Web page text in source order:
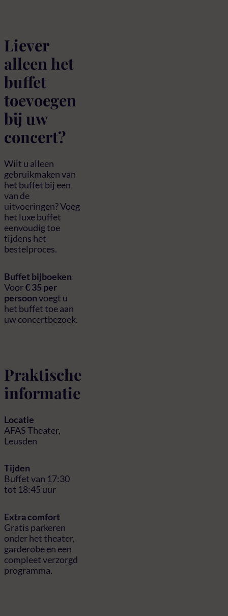
Liever
alleen het
buffet
toevoegen
bij uw
concert?
Wilt u alleen
gebruikmaken van
het buffet bij een
van de
uitvoeringen? Voeg
het luxe buffet
eenvoudig toe
tijdens het
bestelproces.
Buffet bijboeken
Voor€ 35 per
persoonvoegt u
het buffet toe aan
uw concertbezoek.
Praktische
informatie
Locatie
AFAS Theater,
Leusden
Tijden
Buffet van 17:30
tot 18:45 uur
Extra comfort
Gratis parkeren
onder het theater,
garderobe en een
compleet verzorgd
programma.